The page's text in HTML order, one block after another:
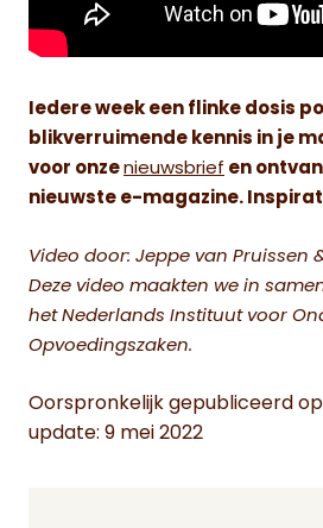
Iedere week een flinke dosis
blikverruimende kennis in je
voor onze nieuwsbrief en
nieuwste e-magazine.
Video door: Jeppe van Pruissen
Deze video maakten we in
het Nederlands Instituut voor
Opvoedingszaken.
Oorspronkelijk gepubliceerd op
update: 9 mei 2022